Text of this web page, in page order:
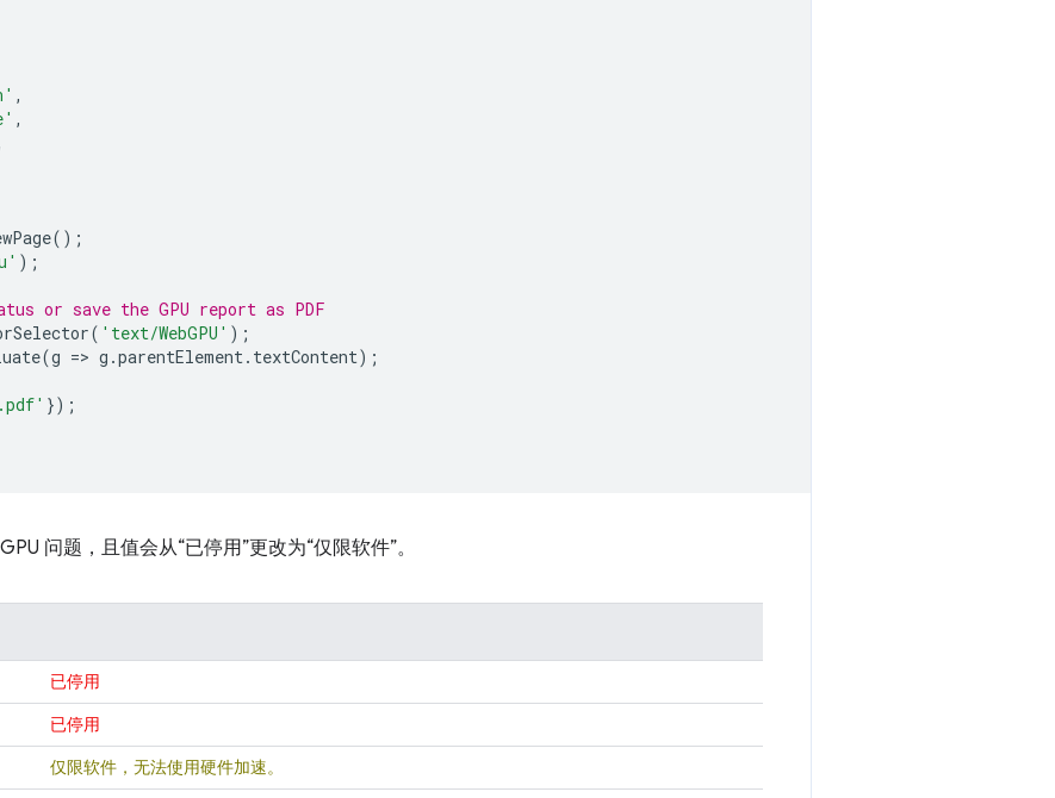
,
,
();
);
or save the GPU report as PDF
( 'text/WebGPU' );
(g => g .parentElement. textContent);
});
问题，且值会从“已停用”更改为“仅限软件”。
已停用
已停用
仅限软件，无法使用硬件加速。